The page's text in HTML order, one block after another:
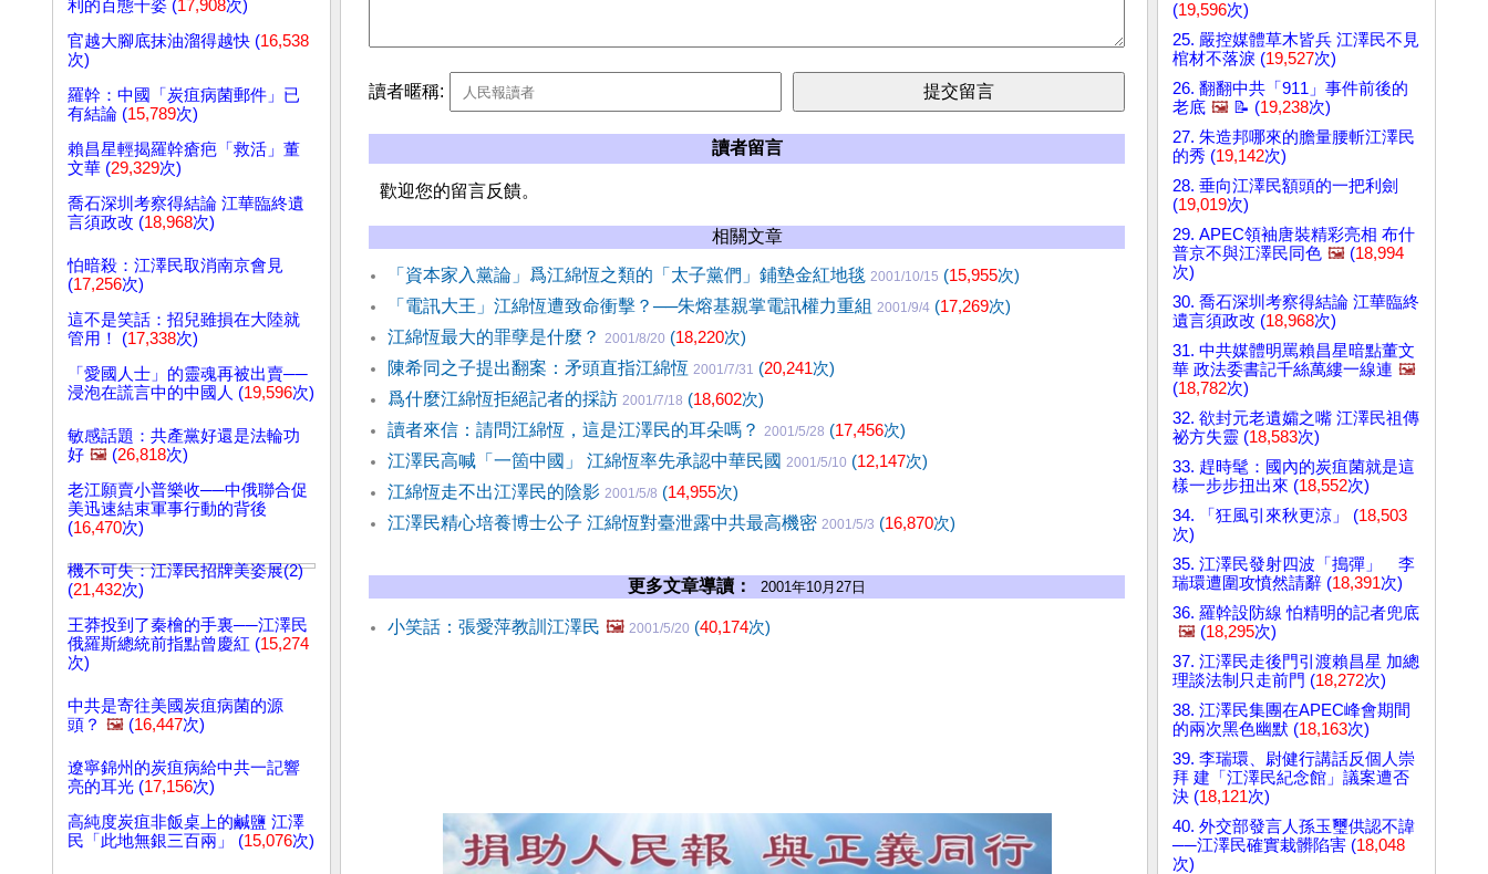
利的百態千姿 (17,908次)
官越大腳底抹油溜得越快 (16,538
次)
羅幹：中國「炭疽病菌郵件」已
有結論 (15,789次)
賴昌星輕揭羅幹瘡疤「救活」董
文華 (29,329次)
喬石深圳考察得結論 江華臨終遺
言須政改 (18,968次)
怕暗殺：江澤民取消南京會見
(17,256次)
這不是笑話：招兒雖損在大陸就
管用！ (17,338次)
「愛國人士」的靈魂再被出賣──
浸泡在謊言中的中國人 (19,596次)
敏感話題：共產黨好還是法輪功
好 🖼️ (26,818次)
老江願賣小普樂收──中俄聯合促
美迅速結束軍事行動的背後
(16,470次)
機不可失：江澤民招牌美姿展(2)
(21,432次)
王莽投到了秦檜的手裏──江澤民
俄羅斯總統前指點曾慶紅 (15,274
次)
中共是寄往美國炭疽病菌的源
頭？ 🖼️ (16,447次)
遼寧錦州的炭疽病給中共一記響
亮的耳光 (17,156次)
高純度炭疽非飯桌上的鹹鹽 江澤
民「此地無銀三百兩」 (15,076次)
讀者暱稱:
讀者留言
歡迎您的留言反饋。
相關文章
「資本家入黨論」爲江綿恆之類的「太子黨們」鋪墊金紅地毯 2001/10/15 (15,955次)
「電訊大王」江綿恆遭致命衝擊？──朱熔基親掌電訊權力重組 2001/9/4 (17,269次)
江綿恆最大的罪孽是什麼？ 2001/8/20 (18,220次)
陳希同之子提出翻案：矛頭直指江綿恆 2001/7/31 (20,241次)
爲什麼江綿恆拒絕記者的採訪 2001/7/18 (18,602次)
讀者來信：請問江綿恆，這是江澤民的耳朵嗎？ 2001/5/28 (17,456次)
江澤民高喊「一箇中國」 江綿恆率先承認中華民國 2001/5/10 (12,147次)
江綿恆走不出江澤民的陰影 2001/5/8 (14,955次)
江澤民精心培養博士公子 江綿恆對臺泄露中共最高機密 2001/5/3 (16,870次)
更多文章導讀： 2001年10月27日
小笑話：張愛萍教訓江澤民 🖼️ 2001/5/20 (40,174次)
(19,596次)
25. 嚴控媒體草木皆兵 江澤民不見
棺材不落淚 (19,527次)
26. 翻翻中共「911」事件前後的
老底 🖼️ 📝 (19,238次)
27. 朱造邦哪來的膽量腰斬江澤民
的秀 (19,142次)
28. 垂向江澤民額頭的一把利劍
(19,019次)
29. APEC領袖唐裝精彩亮相 布什
普京不與江澤民同色 🖼️ (18,994
次)
30. 喬石深圳考察得結論 江華臨終
遺言須政改 (18,968次)
31. 中共媒體明罵賴昌星暗點董文
華 政法委書記千絲萬縷一線連 🖼️
(18,782次)
32. 欲封元老遺孀之嘴 江澤民祖傳
祕方失靈 (18,583次)
33. 趕時髦：國內的炭疽菌就是這
樣一步步扭出來 (18,552次)
34. 「狂風引來秋更涼」 (18,503
次)
35. 江澤民發射四波「搗彈」 李
瑞環遭圍攻憤然請辭 (18,391次)
36. 羅幹設防線 怕精明的記者兜底
🖼️ (18,295次)
37. 江澤民走後門引渡賴昌星 加總
理談法制只走前門 (18,272次)
38. 江澤民集團在APEC峰會期間
的兩次黑色幽默 (18,163次)
39. 李瑞環、尉健行講話反個人崇
拜 建「江澤民紀念館」議案遭否
決 (18,121次)
40. 外交部發言人孫玉璽供認不諱
──江澤民確實栽髒陷害 (18,048
次)